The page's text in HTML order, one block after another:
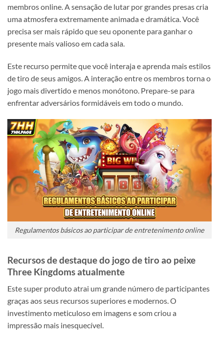
membros online. A sensação de lutar por grandes presas cria
uma atmosfera extremamente animada e dramática. Você
precisa ser mais rápido que seu oponente para ganhar o
presente mais valioso em cada sala.
Este recurso permite que você interaja e aprenda mais estilos
de tiro de seus amigos. A interação entre os membros torna o
jogo mais divertido e menos monótono. Prepare-se para
enfrentar adversários formidáveis em todo o mundo.
Regulamentos básicos ao participar de entretenimento online
Recursos de destaque do jogo de tiro ao peixe
Three Kingdoms atualmente
Este super produto atrai um grande número de participantes
graças aos seus recursos superiores e modernos. O
investimento meticuloso em imagens e som criou a
impressão mais inesquecível.